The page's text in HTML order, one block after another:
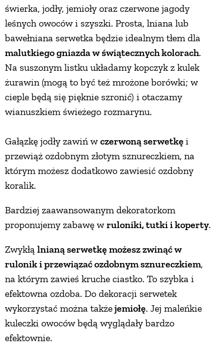
świerka, jodły, jemioły oraz czerwone jagody
leśnych owoców i szyszki. Prosta, lniana lub
bawełniana serwetka będzie idealnym tłem dla
malutkiego gniazda w świątecznych kolorach.
Na suszonym listku układamy kopczyk z kulek
żurawin (mogą to być też mrożone borówki; w
cieple będą się pięknie szronić) i otaczamy
wianuszkiem świeżego rozmarynu.
Gałązkę jodły zawiń wczerwoną serwetkę i
przewiąż ozdobnym złotym sznureczkiem, na
którym możesz dodatkowo zawiesić ozdobny
koralik.
Bardziej zaawansowanym dekoratorkom
proponujemy zabawę wruloniki, tutki i koperty.
Zwykłą lnianą serwetkę możesz zwinąć w
rulonik i przewiązać ozdobnym sznureczkiem,
na którym zawieś kruche ciastko. To szybka i
efektowna ozdoba. Do dekoracji serwetek
wykorzystać można takżejemiołę. Jej maleńkie
kuleczki owoców będą wyglądały bardzo
efektownie.